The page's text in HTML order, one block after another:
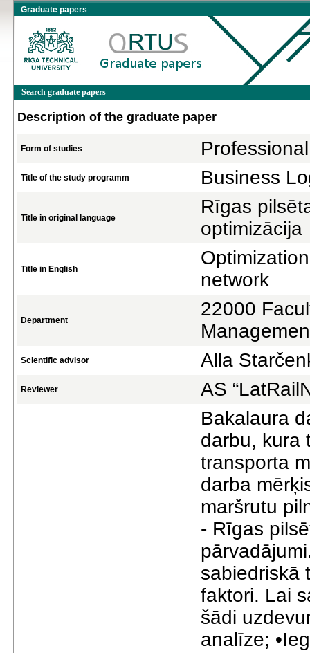
Graduate papers
Search graduate papers
Description of the graduate paper
Form of studies
Title of the study programm Business
Title in original language
Rīgas
optimizācija
Title in English
network
Department
22000
Scientific advisor Alla
Reviewer AS
Bakalaura
darbu, kura
transporta
darba
maršrutu
- Rīgas
sabiedriskā
faktori. Lai
šādi
analīze;